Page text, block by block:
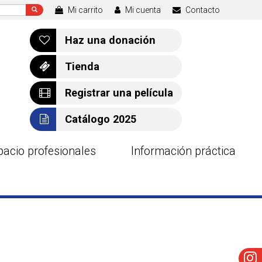
Mi carrito Mi cuenta Contacto
Haz una donación
Tienda
Registrar una película
Catálogo 2025
profesionales Información práctica